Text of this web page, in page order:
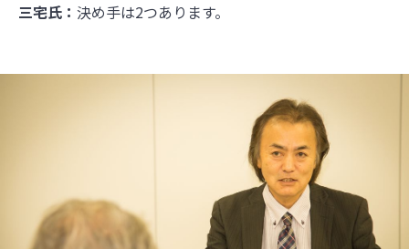
三宅氏： 決め手は2つあります。